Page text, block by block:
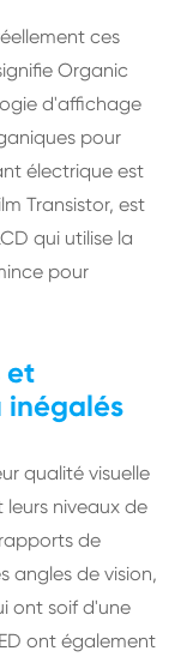
ces
Organic
d'affichage
pour
électrique est
Transistor, est
qui utilise la
pour
et
inégalés
qualité visuelle
leurs niveaux de
de
angles de vision,
ont soif d'une
ont également